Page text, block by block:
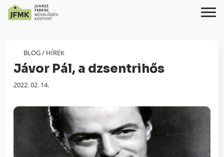
Content
navigációhoz
BLOG/ HÍREK
Jávor Pál, a dzsentrihős
Megjelenés
2022. 02. 14.